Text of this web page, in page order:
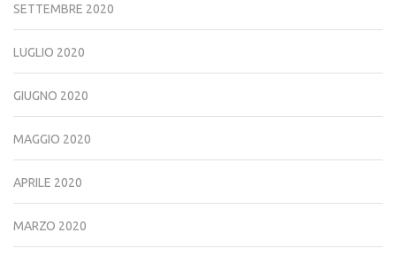
SETTEMBRE 2020
LUGLIO 2020
GIUGNO 2020
MAGGIO 2020
APRILE 2020
MARZO 2020